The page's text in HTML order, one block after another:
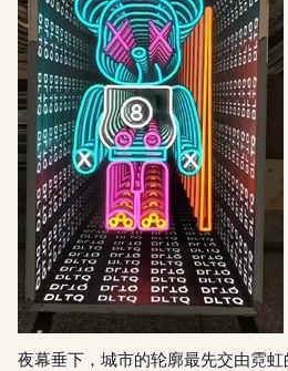
夜幕垂下，城市的轮廓最先交由霓